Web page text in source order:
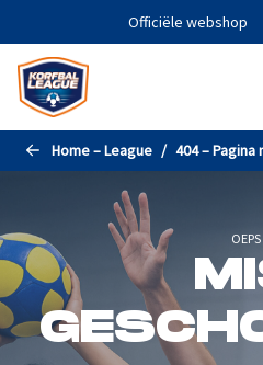
Naar de hoofdinhoud gaanOfficiële webshop
Home – League 404 –
OEPS